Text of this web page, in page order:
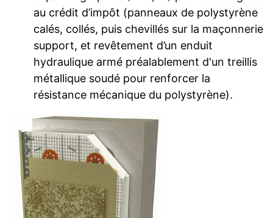
au crédit d’impôt (panneaux de polystyrène
calés, collés, puis chevillés sur la maçonnerie
support, et revêtement d’un enduit
hydraulique armé préalablement d'un treillis
métallique soudé pour renforcer la
résistance mécanique du polystyrène).